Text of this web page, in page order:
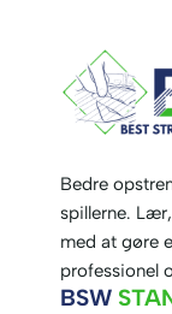
Bedre
spillerne.
med at gøre
professionel
BSW